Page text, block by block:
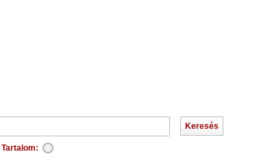
Tartalom: